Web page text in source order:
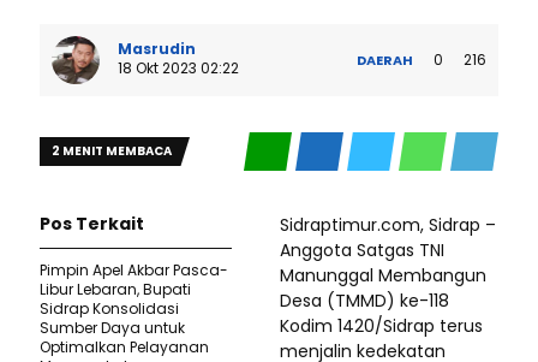
Masrudin
18 Okt 2023 02:22
DAERAH 0 216
2 MENIT MEMBACA
Sidraptimur.com, Sidrap –
Anggota Satgas TNI
Manunggal Membangun
Desa (TMMD) ke-118
Kodim 1420/Sidrap terus
menjalin kedekatan
Pos Terkait
Pimpin Apel Akbar Pasca-
Libur Lebaran, Bupati
Sidrap Konsolidasi
Sumber Daya untuk
Optimalkan Pelayanan